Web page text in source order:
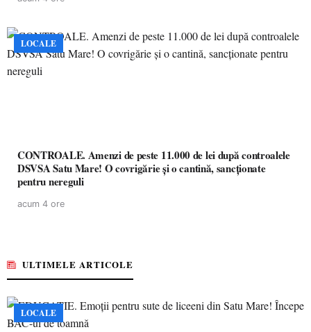
LOCALE
CONTROALE. Amenzi de peste 11.000 de lei după controalele
DSVSA Satu Mare! O covrigărie și o cantină, sancționate
pentru nereguli
acum 4 ore
ULTIMELE ARTICOLE
LOCALE